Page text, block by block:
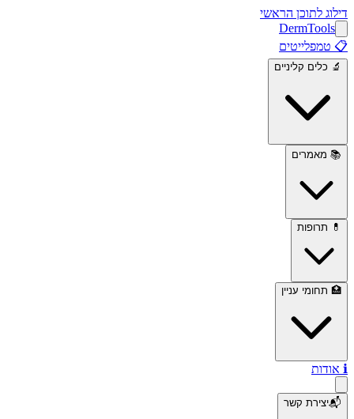
דילוג לתוכן הראשי
DermTools
📋 טמפלייטים
🔬 כלים קליניים
📚 מאמרים
💊 תרופות
🏥 תחומי עניין
ℹ️ אודות
📬יצירת קשר